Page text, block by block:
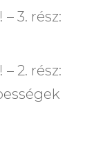
3. rész:
2. rész: